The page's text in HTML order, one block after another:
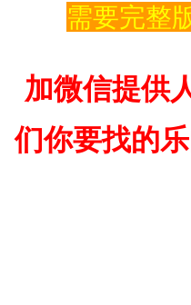
需要完整
加微信提供
们你要找的